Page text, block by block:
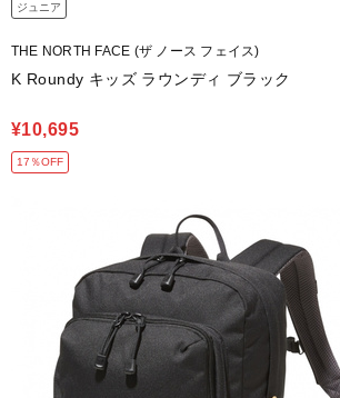
ジュニア
THE NORTH FACE (ザ ノース フェイス)
K Roundy キッズ ラウンディ ブラック
¥10,695
17％OFF